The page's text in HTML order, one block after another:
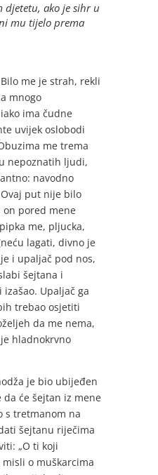
djetetu, ako je sihr u
mu tijelo prema
me je strah, rekli
mnogo
ima čudne
uvijek oslobodi
me trema
nepoznatih ljudi,
navodno
put nije bilo
on pored mene
me, pljucka,
lagati, divno je
i upaljač pod nos,
šejtana i
Upaljač ga
trebao osjetiti
da me nema,
hladnokrvno
je bio ubijeđen
će šejtan iz mene
s tretmanom na
šejtanu riječima
„O ti koji
o muškarcima